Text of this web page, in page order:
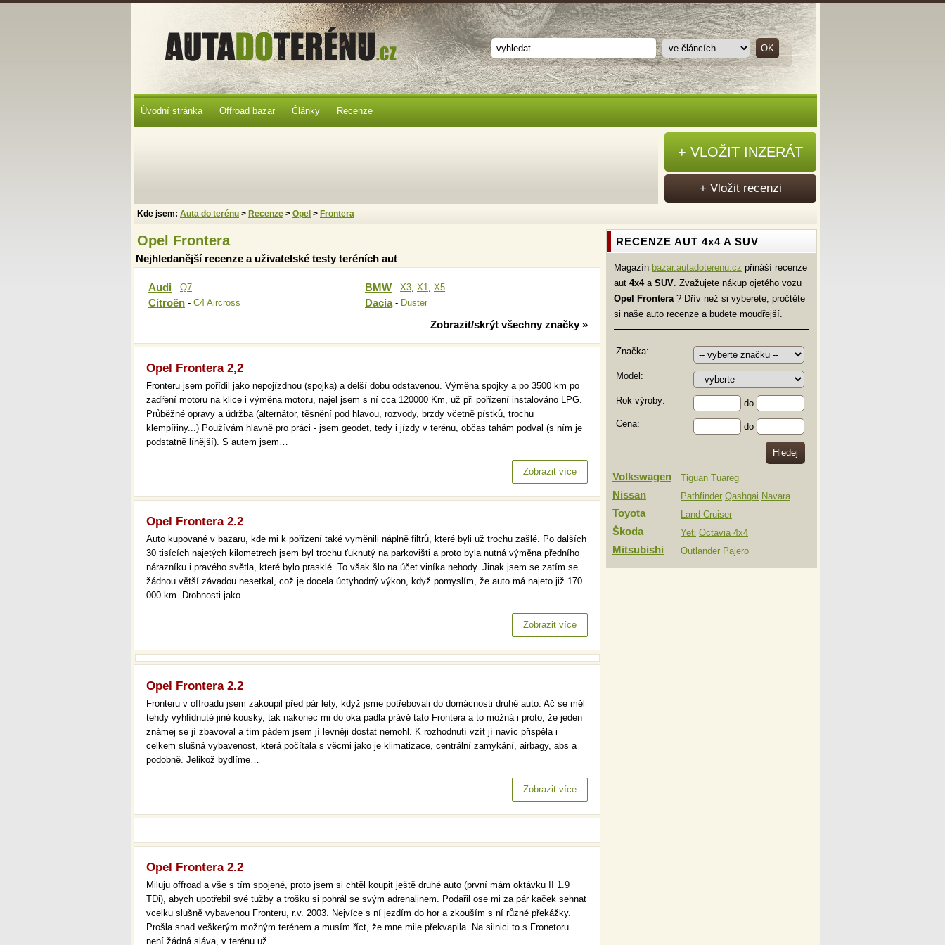
Opel Frontera
Nejhledanější recenze a uživatelské testy teréních aut
Audi - Q7 BMW - X3, X1, X5
Citroën - C4 Aircross Dacia- Duster
Zobrazit/skrýt všechny značky »
Opel Frontera 2,2
Fronteru jsem pořídil jako nepojízdnou (spojka) a delší dobu odstavenou. Výměna spojky a po 3500 km po
zadření motoru na klice i výměna motoru, najel jsem s ní cca 120000 Km, už při pořízení instalováno LPG.
Průběžné opravy a údržba (alternátor, těsnění pod hlavou, rozvody, brzdy včetně pístků, trochu
klempířiny...) Používám hlavně pro práci - jsem geodet, tedy i jízdy v terénu, občas tahám podval (s ním je
podstatně línější). S autem jsem…
Zobrazit více
Opel Frontera 2.2
Auto kupované v bazaru, kde mi k pořízení také vyměnili náplně filtrů, které byli už trochu zašlé. Po dalších
30 tisících najetých kilometrech jsem byl trochu ťuknutý na parkovišti a proto byla nutná výměna předního
nárazníku i pravého světla, které bylo prasklé. To však šlo na účet viníka nehody. Jinak jsem se zatím se
žádnou větší závadou nesetkal, což je docela úctyhodný výkon, když pomyslím, že auto má najeto již 170
000 km. Drobnosti jako…
Zobrazit více
Opel Frontera 2.2
Fronteru v offroadu jsem zakoupil před pár lety, když jsme potřebovali do domácnosti druhé auto. Ač se měl
tehdy vyhlídnuté jiné kousky, tak nakonec mi do oka padla právě tato Frontera a to možná i proto, že jeden
známej se jí zbavoval a tím pádem jsem jí levněji dostat nemohl. K rozhodnutí vzít jí navíc přispěla i
celkem slušná vybavenost, která počítala s věcmi jako je klimatizace, centrální zamykání, airbagy, abs a
podobně. Jelikož bydlíme…
Zobrazit více
Opel Frontera 2.2
Miluju offroad a vše s tím spojené, proto jsem si chtěl koupit ještě druhé auto (první mám oktávku II 1.9
TDi), abych upotřebil své tužby a trošku si pohrál se svým adrenalinem. Podařil ose mi za pár kaček sehnat
vcelku slušně vybavenou Fronteru, r.v. 2003. Nejvíce s ní jezdím do hor a zkouším s ní různé překážky.
Prošla snad veškerým možným terénem a musím říct, že mne mile překvapila. Na silnici to s Fronetoru
není žádná sláva, v terénu už…
RECENZE AUT 4x4 A SUV
Magazín bazar.autadoterenu.cz přináší recenze
aut 4x4a SUV. Zvažujete nákup ojetého vozu
Opel
Frontera? Dřív než si vyberete, pročtěte
si naše auto recenze a budete moudřejší.
Značka:
Model:
Rok výroby:
do
Cena:
do
Volkswagen Tiguan Tuareg
Nissan Pathfinder Qashqai Navara
Toyota Land Cruiser
Škoda Yeti Octavia 4x4
Mitsubishi Outlander Pajero
Úvodní stránka Offroad bazar Články Recenze
Kde jsem: Auta do terénu > Recenze > Opel > Frontera
+ VLOŽIT INZERÁT
+ Vložit recenzi